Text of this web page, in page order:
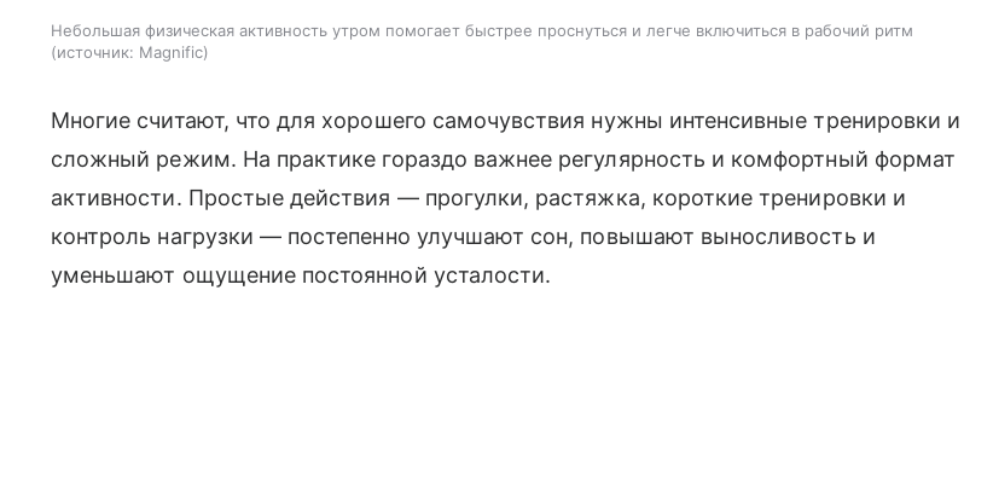
Небольшая физическая активность утром помогает быстрее проснуться и легче включиться в рабочий ритм
источник: Magnific
Многие считают, что для хорошего самочувствия нужны интенсивные тренировки и
сложный режим. На практике гораздо важнее регулярность и комфортный формат
активности. Простые действия — прогулки, растяжка, короткие тренировки и
контроль нагрузки — постепенно улучшают сон, повышают выносливость и
уменьшают ощущение постоянной усталости.